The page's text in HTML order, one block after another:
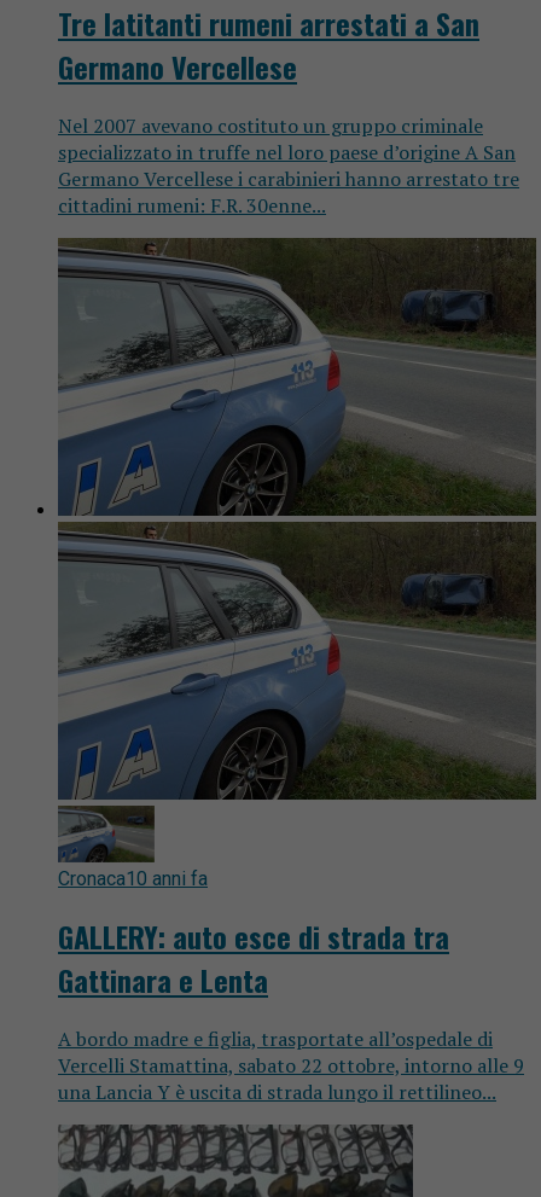
Tre latitanti rumeni arrestati a San
Germano Vercellese
Nel 2007 avevano costituto un gruppo criminale
specializzato in truffe nel loro paese d’origine A San
Germano Vercellese i carabinieri hanno arrestato tre
cittadini rumeni: F.R. 30enne...
Cronaca10 anni fa
GALLERY: auto esce di strada tra
Gattinara e Lenta
A bordo madre e figlia, trasportate all’ospedale di
Vercelli Stamattina, sabato 22 ottobre, intorno alle 9
una Lancia Y è uscita di strada lungo il rettilineo...